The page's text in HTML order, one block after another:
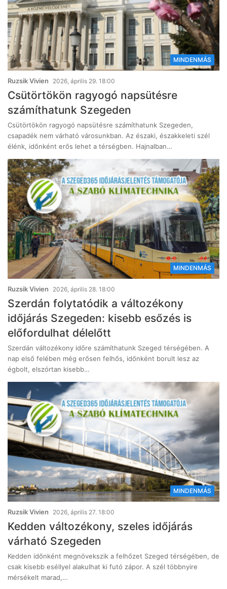
MINDENMÁS
Ruzsik Vivien 2026, április 29. 18:00
Csütörtökön ragyogó napsütésre
számíthatunk Szegeden
Csütörtökön ragyogó napsütésre számíthatunk Szegeden,
csapadék nem várható városunkban. Az északi, északkeleti szél
élénk, időnként erős lehet a térségben. Hajnalban…
MINDENMÁS
Ruzsik Vivien 2026, április 28. 18:00
Szerdán folytatódik a változékony
időjárás Szegeden: kisebb esőzés is
előfordulhat délelőtt
Szerdán változékony időre számíthatunk Szeged térségében. A
nap első felében még erősen felhős, időnként borult lesz az
égbolt, elszórtan kisebb…
MINDENMÁS
Ruzsik Vivien 2026, április 27. 18:00
Kedden változékony, szeles időjárás
várható Szegeden
Kedden időnként megnövekszik a felhőzet Szeged térségében, de
csak kisebb eséllyel alakulhat ki futó zápor. A szél többnyire
mérsékelt marad,…